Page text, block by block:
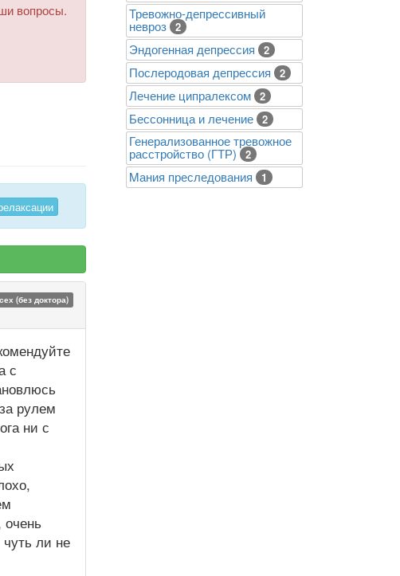
вопросы.
(без доктора)
с
рулем
ни с
ли не
Тревожно-депрессивный
невроз 2
Эндогенная депрессия 2
Послеродовая депрессия 2
Лечение ципралексом 2
Бессонница и лечение 2
Генерализованное тревожное
расстройство (ГТР) 2
Mания преследования 1